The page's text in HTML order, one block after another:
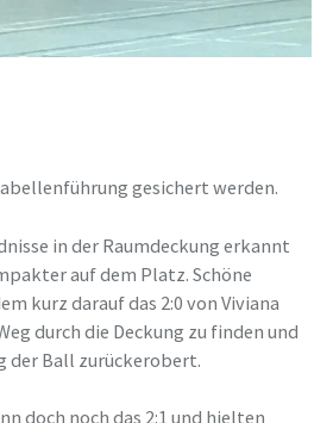
gesichert werden.
in der Raumdeckung erkannt
auf dem Platz. Schöne
kurz darauf das 2:0 von Viviana
durch die Deckung zu finden und
der Ball zurückerobert.
doch noch das 2:1 und hielten